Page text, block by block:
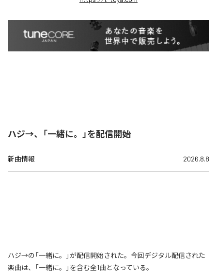
ハジ→、「一緒に。」を配信開始
新曲情報 2026.8.8
ハジ→の「一緒に。」が配信開始された。今回デジタル配信された
楽曲は、「一緒に。」を含む全1曲となっている。